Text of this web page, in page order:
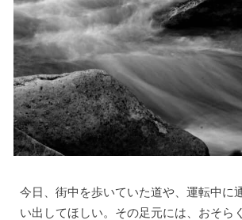
今日、街中を歩いていた道や、運転中に
い出してほしい。その足元には、おそら